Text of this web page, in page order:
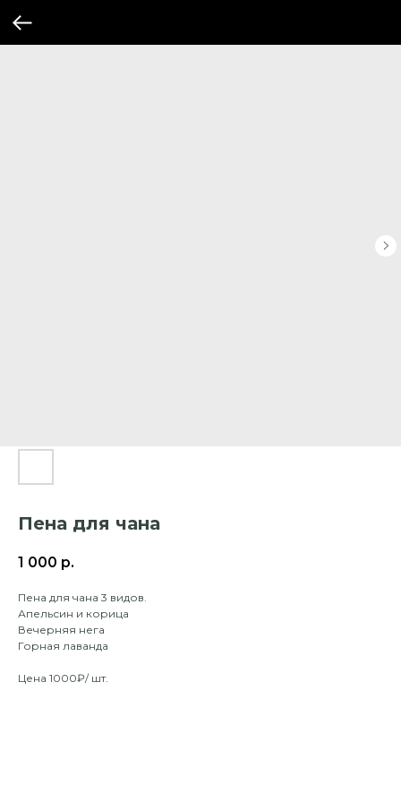
Пена для чана
1 000 р.
Пена для чана 3 видов.
Апельсин и корица
Вечерняя нега
Горная лаванда
Цена 1000₽/ шт.